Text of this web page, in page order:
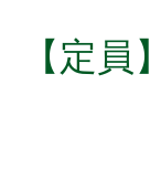
【定員】